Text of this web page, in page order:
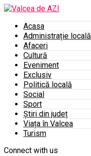
Acasa
Administrație locală
Afaceri
Cultură
Eveniment
Exclusiv
Politică locală
Social
Sport
Știri din județ
Viața în Valcea
Turism
Connect with us